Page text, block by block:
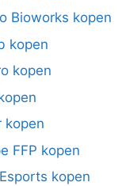
Bioworks kopen
kopen
kopen
kopen
FFP kopen
kopen